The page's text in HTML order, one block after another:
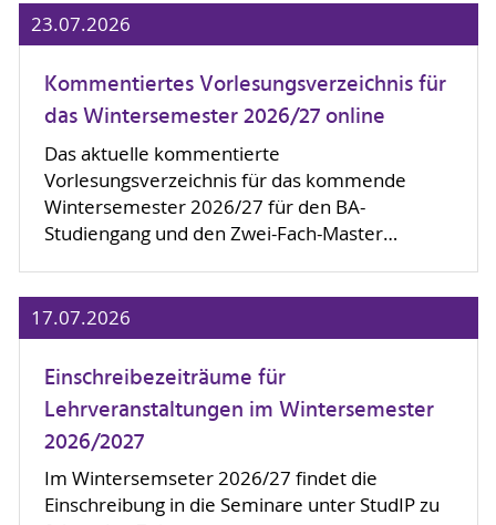
23.07.2026
Kommentiertes Vorlesungsverzeichnis für
das Wintersemester 2026/27 online
Das aktuelle kommentierte
Vorlesungsverzeichnis für das kommende
Wintersemester 2026/27 für den BA-
Studiengang und den Zwei-Fach-Master…
17.07.2026
Einschreibezeiträume für
Lehrveranstaltungen im Wintersemester
2026/2027
Im Wintersemseter 2026/27 findet die
Einschreibung in die Seminare unter StudIP zu